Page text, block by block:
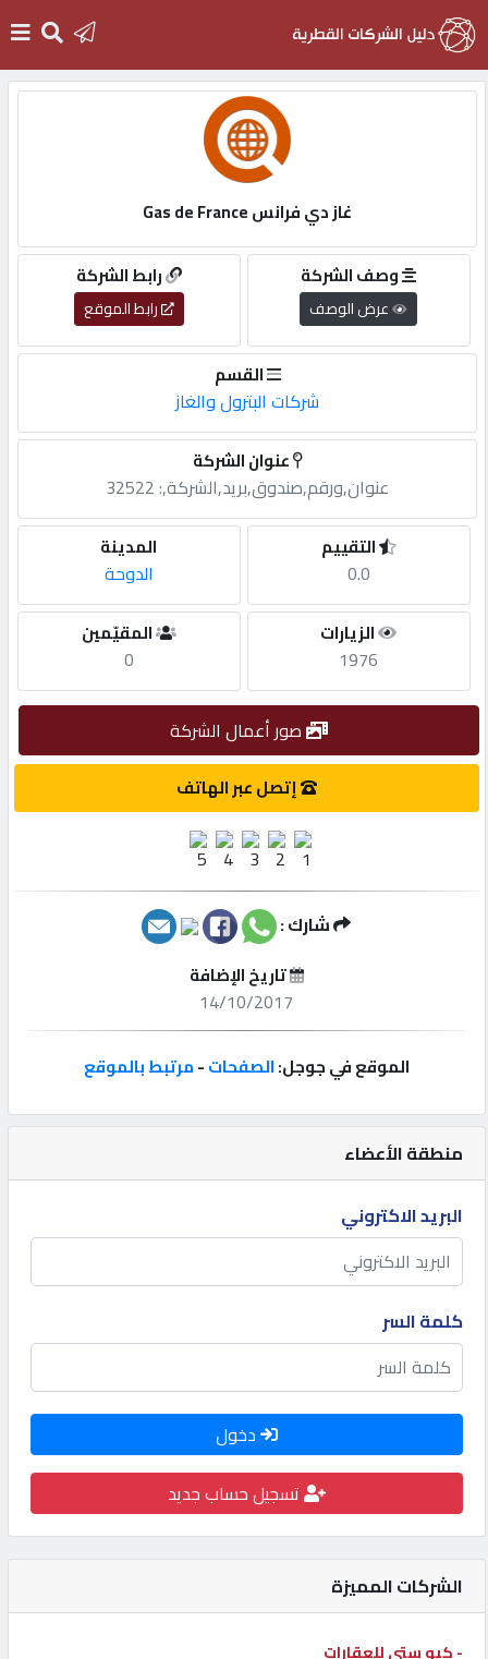
التسجيل
English
أضف
مطلوب
طلب
الاحصائيات
إتصل
إعلانات
المنتدى
كيو
مزاد
كيو
نمبر
كارز
كيو
ماركت
منطقة الأعضاء
البريد الاكتروني
كلمة السر
دخول
تسجيل حساب جديد
الشركات المميزة
- كيو ستي للعقارات
غاز دي فرانس Gas de France
رابط الشركة
رابط الموقع
وصف الشركة
عرض الوصف
القسم
شركات البترول والغاز
عنوان الشركة
عنوان,ورقم,صندوق,بريد,الشركة,: 32522
المدينة
الدوحة
التقييم
0.0
المقيّمين
0
الزيارات
1976
صور أعمال الشركة
إتصل عبر الهاتف
شارك :
تاريخ الإضافة
14/10/2017
الموقع في جوجل:الصفحات-مرتبط بالموقع